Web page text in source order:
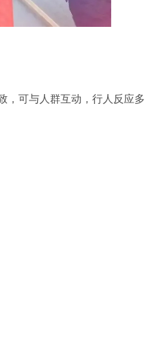
，可与人群互动，行人反应多